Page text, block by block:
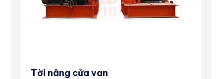
Tời nâng cửa van